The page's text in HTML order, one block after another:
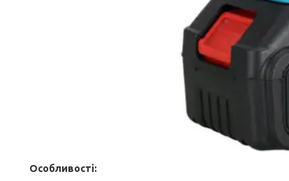
Особливості: